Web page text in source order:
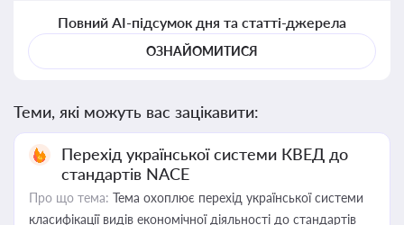
Повний AI-підсумок дня та статті-джерела
ОЗНАЙОМИТИСЯ
Теми, які можуть вас зацікавити:
Перехід української системи КВЕД до
стандартів NACE
Про що тема: Тема охоплює перехід української системи
класифікації видів економічної діяльності до стандартів